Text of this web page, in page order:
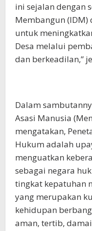
ini sejalan dengan
Membangun
untuk
Desa melalui
dan berkeadilan,”
Dalam
Asasi Manusia
mengatakan,
Hukum adalah
menguatkan
sebagai negara
tingkat kepatuhan
yang merupakan
kehidupan
aman, tertib,